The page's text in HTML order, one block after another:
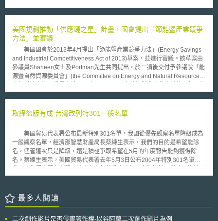
術之提昇，非電信營運者進入網路經營之商業型態逐漸產生，型成網路使用
者、資料提供者之多樣性及複雜性。網路流量方面，在2030年左右將超出
100Tbps核心網絡所需的傳輸容量，達到以往的光纖的容量限制，將透過無
線電接入技術進一步發展，補足不足的光學寬頻。然而，人們對於網路更快
的通信速度、安全性及可靠性的功能需求是沒有改變的。
序，原因在於生技製藥通常為複雜的大分子，難以確認其與上市產品100％
歐盟，由歐洲藥品管理局（European Medicines Agency）所發布的生技學
名藥核准準則只要求藥商提出其分子具有與上市藥品相同之物理特性及毒性
藥商在無簡易上市的程序下，只能循完整的臨床有效性試驗程序。事實上這
與現行美國擬對生技學名藥上市管理所提出的法律草案內容一致，目前提出
於國會山莊的三個法律草案版本（Sen. Ted Kennedy’s S.1695, Sen. Judd
Gregg’s S.1505 & Rep. Anna Eshoo’s H.R.5629）皆強制大部分生技學名
常只比其所仿製的上市藥品便宜一至二成，在有市場利基的功用調整下則有
去甚多。並且所費不貲的臨床實驗亦將使生技學名藥只有擁有龐大資源的少
數大藥廠能取得入場門票，因此專家預估生技學名藥的立法並不會像Hatch-
Waxman Act一樣，進而形成生技學名藥業（generic biotech industry），
而是形成所謂的生技仿製業（me-too industry）。
美國規劃推動「供應鏈之星」計畫，國會提出「節能暨產業競爭
力法」並審議
美國國會於2013年4月提出「節能暨產業競爭力法」(Energy Savings
and Industrial Competitiveness Act of 2013)草案，並進行審議。該草案由
參議員Shaheen女士及Portman先生共同提出，於二讀後交付予參議院「能
源暨自然資源委員會」(the Committee on Energy and Natural Resources)
款，全案排入美國國會第113會期等待表決。 本草案屬於包裹式立法，
首先對於提昇產業生產競爭力領域(Industrial Efficiency and
(Energy Policy and Conservation Act，並刪修「2005年能源政策法」及
「1992年能源政策法」若干條款。計劃在能源部下，成立「供應鏈之星」
(Supply Star Program) 計畫，推動整體產業供應鏈之能源效率，達節能、
節水或其他自然資源目的。 其次，在建築(Buildings)領域，草案乃修正
Conservation Code, IECC)及「ASHRAE標準90.1-2010」作為基準，並將
經濟成本效益納入考量。 以及在私用商業建築效率提升融資機制
(Private Commercial Building Efficiency Financing)上，能源部將啟動「商
取締盜版有成 台灣改列特301一般名單
美國貿易代表署公布最新特別301名單，我國從優先觀察名單降級成為
一般觀察名單，經濟部智慧財產局長蔡練生表示，我們的目的是希望能除
名，儘管這次只是降級，還是積極爭取希望在5月的年度報告能夠獲得除
名。蔡練生表示，美國貿易代表署去年5月3日公布2004年特別301名單，
為不定期檢討對象還包括馬來西亞和波蘭，不過這次只有台灣獲得降級。
法，加強取締盜版，獲得美國方面認同，今年終於獲得降級，並在美東時間
1月18日正式公布我國降級。 蔡練生指出，優先觀察名單和一般觀察名
最多人閱讀
二次創作影片是否侵害著作權-以谷阿莫二次創作影片為例